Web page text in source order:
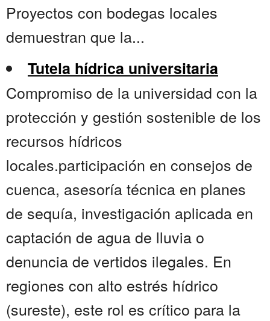
Proyectos con bodegas locales
demuestran que la...
Tutela hídrica universitaria
Compromiso de la universidad con la
protección y gestión sostenible de los
recursos hídricos
locales.participación en consejos de
cuenca, asesoría técnica en planes
de sequía, investigación aplicada en
captación de agua de lluvia o
denuncia de vertidos ilegales. En
regiones con alto estrés hídrico
(sureste), este rol es crítico para la